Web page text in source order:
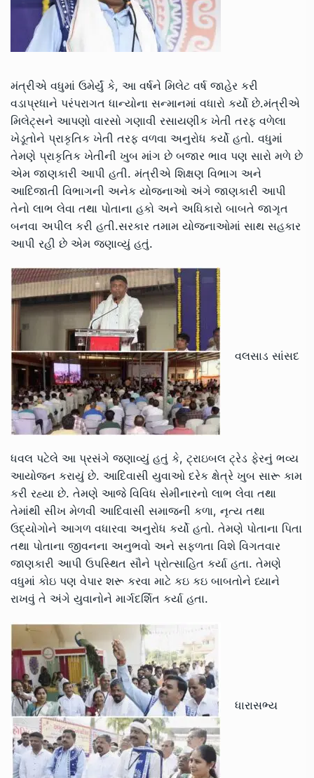
મંત્રીએ વધુમાં ઉમેર્યું કે, આ વર્ષને મિલેટ વર્ષ જાહેર કરી
વડાપ્રધાને પરંપરાગત ધાન્યોના સન્માનમાં વધારો કર્યો છે.મંત્રીએ
મિલેટ્સને આપણો વારસો ગણાવી રસાયણીક ખેતી તરફ વળેલા
ખેડૂતોને પ્રાકૃતિક ખેતી તરફ વળવા અનુરોધ કર્યો હતો. વધુમાં
તેમણે પ્રાકૃતિક ખેતીની ખુબ માંગ છે બજાર ભાવ પણ સારો મળે છે
એમ જાણકારી આપી હતી. મંત્રીએ શિક્ષણ વિભાગ અને
આદિજાતી વિભાગની અનેક યોજનાઓ અંગે જાણકારી આપી
તેનો લાભ લેવા તથા પોતાના હકો અને અધિકારો બાબતે જાગૃત
બનવા અપીલ કરી હતી.સરકાર તમામ યોજનાઓમાં સાથ સહકાર
આપી રહી છે એમ જણાવ્યું હતું.
વલસાડ સાંસદ
ધવલ પટેલે આ પ્રસંગે જણાવ્યું હતું કે, ટ્રાઇબલ ટ્રેડ ફેરનું ભવ્ય
આયોજન કરાયું છે. આદિવાસી યુવાઓ દરેક ક્ષેત્રે ખુબ સારૂ કામ
કરી રહ્યા છે. તેમણે આજે વિવિધ સેમીનારનો લાભ લેવા તથા
તેમાંથી સીખ મેળવી આદિવાસી સમાજની કળા, નૃત્ય તથા
ઉદ્યોગોને આગળ વધારવા અનુરોધ કર્યો હતો. તેમણે પોતાના પિતા
તથા પોતાના જીવનના અનુભવો અને સફળતા વિશે વિગતવાર
જાણકારી આપી ઉપસ્થિત સૌને પ્રોત્સાહિત કર્યા હતા. તેમણે
વધુમાં કોઇ પણ વેપાર શરૂ કરવા માટે કઇ કઇ બાબતોને ધ્યાને
રાખવું તે અંગે યુવાનોને માર્ગદર્શિત કર્યા હતા.
ધારાસભ્ય